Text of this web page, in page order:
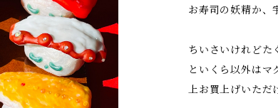
お寿司の妖精か、
ちいさいけれどた
といくら以外はマ
上お買上げいただ